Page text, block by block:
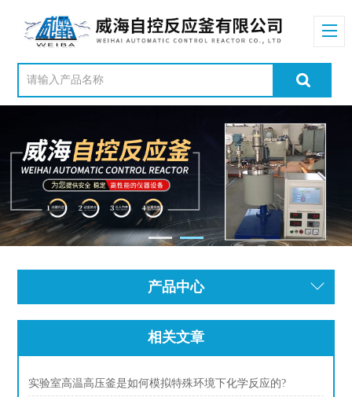
产品中心
相关文章
实验室高温高压釜是如何模拟特殊环境下化学反应的?